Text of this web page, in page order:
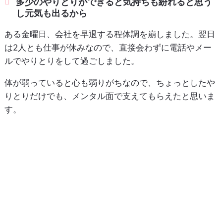
し元気も出るから
ある金曜日、会社を早退する程体調を崩しました。翌日
は2人とも仕事が休みなので、直接会わずに電話やメー
ルでやりとりをして過ごしました。
体が弱っていると心も弱りがちなので、ちょっとしたや
りとりだけでも、メンタル面で支えてもらえたと思いま
す。